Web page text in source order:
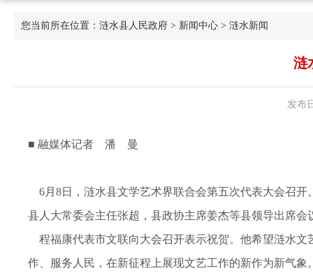
您当前所在位置： 涟水县人民政府 > 新闻中心 > 涟水新闻
涟
发布
■ 融媒体记者 潘 曼
6月8日，涟水县文学艺术界联合会第五次代表大会召
县人大常委会主任张超，县政协主席姜杰等县领导出席
程福康代表市文联向大会召开表示祝贺。他希望涟水文
作、服务人民，在新征程上展现文艺工作的新作为新气